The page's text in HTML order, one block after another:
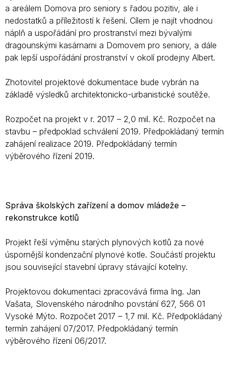
a areálem Domova pro seniory s řadou pozitiv, ale i
nedostatků a příležitostí k řešení. Cílem je najít vhodnou
náplň a uspořádání pro prostranství mezi bývalými
dragounskými kasárnami a Domovem pro seniory, a dále
pak lepší uspořádání prostranství v okolí prodejny Albert.
Zhotovitel projektové dokumentace bude vybrán na
základě výsledků architektonicko-urbanistické soutěže.
Rozpočet na projekt v r. 2017 – 2,0 mil. Kč. Rozpočet na
stavbu – předpoklad schválení 2019. Předpokládaný termín
zahájení realizace 2019. Předpokládaný termín
výběrového řízení 2019.
Správa školských zařízení a domov mládeže –
rekonstrukce kotlů
Projekt řeší výměnu starých plynových kotlů za nové
úspornější kondenzační plynové kotle. Součástí projektu
jsou související stavební úpravy stávající kotelny.
Projektovou dokumentaci zpracovává firma Ing. Jan
Vašata, Slovenského národního povstání 627, 566 01
Vysoké Mýto. Rozpočet 2017 – 1,7 mil. Kč. Předpokládaný
termín zahájení 07/2017. Předpokládaný termín
výběrového řízení 06/2017.